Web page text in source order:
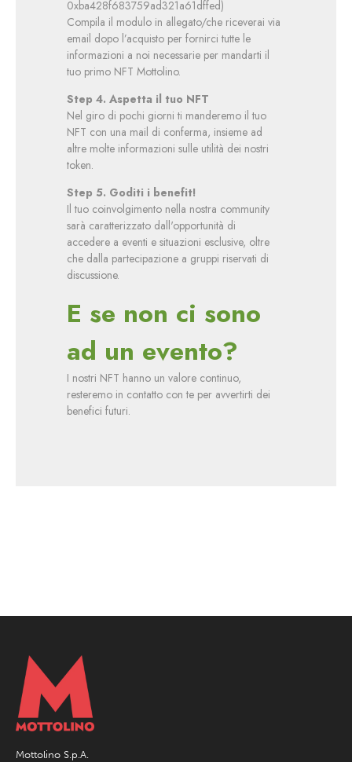
0xba428f683759ad321a61dffed)
Compila il modulo in allegato/che riceverai via
email dopo l’acquisto per fornirci tutte le
informazioni a noi necessarie per mandarti il
tuo primo NFT Mottolino.
Step 4. Aspetta il tuo NFT
Nel giro di pochi giorni ti manderemo il tuo
NFT con una mail di conferma, insieme ad
altre molte informazioni sulle utilità dei nostri
token.
Step 5. Goditi i benefit!
Il tuo coinvolgimento nella nostra community
sarà caratterizzato dall'opportunità di
accedere a eventi e situazioni esclusive, oltre
che dalla partecipazione a gruppi riservati di
discussione.
E se non ci sono
ad un evento?
I nostri NFT hanno un valore continuo,
resteremo in contatto con te per avvertirti dei
benefici futuri.
Mottolino S.p.A.